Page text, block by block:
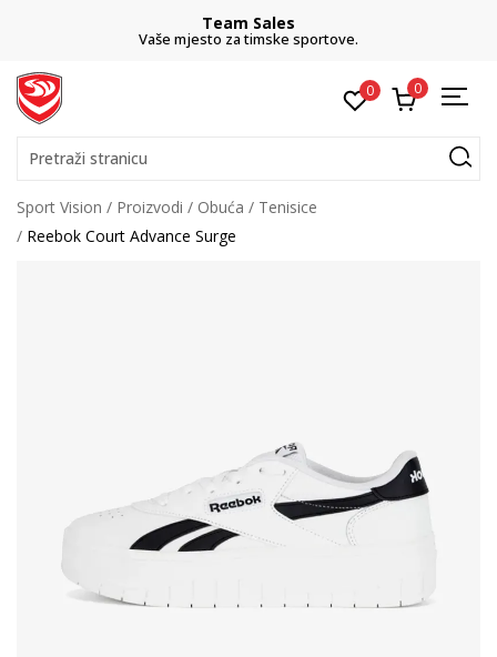
Team Sales
Vaše mjesto za timske sportove.
0 0
Pretraži stranicu
Sport Vision Proizvodi Obuća
Tenisice
Reebok Court Advance Surge